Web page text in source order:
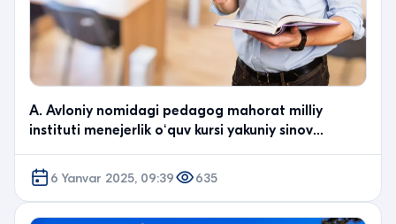
A. Avloniy nomidagi pedagog mahorat milliy
instituti menejerlik oʻquv kursi yakuniy sinov
6 Yanvar 2025, 09:39
635